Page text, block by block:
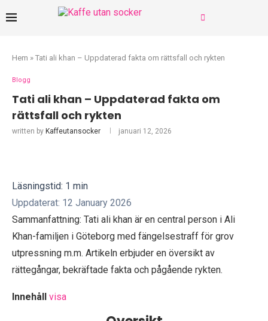
Hem » Tati ali khan – Uppdaterad fakta om rättsfall och rykten
Blogg
Tati ali khan – Uppdaterad fakta om
rättsfall och rykten
written by Kaffeutansocker januari 12, 2026
Läsningstid: 1 min
Uppdaterat: 12 January 2026
Sammanfattning: Tati ali khan är en central person i Ali
Khan-familjen i Göteborg med fängelsestraff för grov
utpressning m.m. Artikeln erbjuder en översikt av
rättegångar, bekräftade fakta och pågående rykten.
Innehåll visa